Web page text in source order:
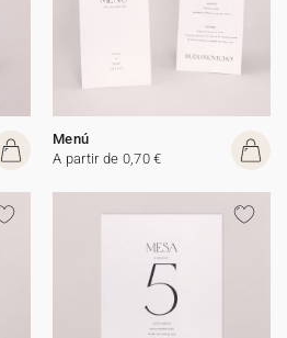
Menú
A partir de 0,70 €